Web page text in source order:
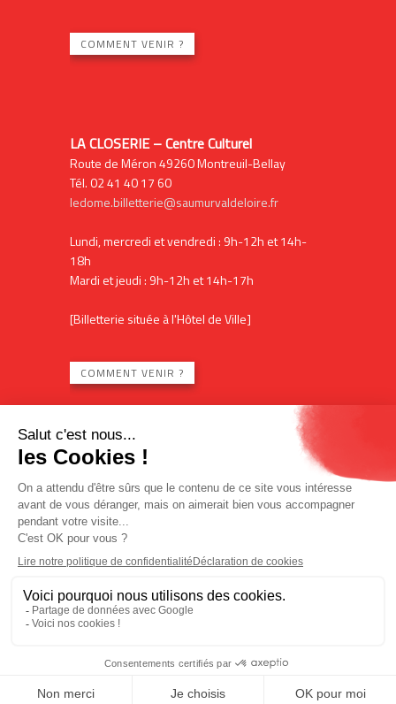
COMMENT VENIR ?
LA CLOSERIE – Centre Culturel
Route de Méron 49260 Montreuil-Bellay
Tél. 02 41 40 17 60
ledome.billetterie@saumurvaldeloire.fr
Lundi, mercredi et vendredi : 9h-12h et 14h-
18h
Mardi et jeudi : 9h-12h et 14h-17h
[Billetterie située à l'Hôtel de Ville]
COMMENT VENIR ?
Location des espaces
Contact
Plan du site
Mentions légales
Billetterie en ligne
Politique de confidentialité
Politique des cookies
L'Imagin'R
Office de tourisme
Designed by